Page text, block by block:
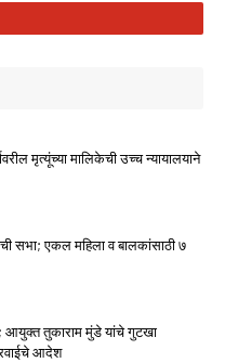
मृत्यूंच्या मालिकेची उच्च न्यायालयाने
सभा; एकल महिला व बालकांसाठी ७
आयुक्त तुकाराम मुंडे यांचे गुटखा
आदेश